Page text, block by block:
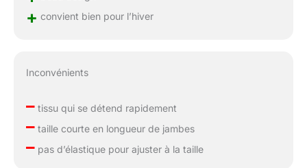
+ convient bien pour l’hiver
Inconvénients
–tissu qui se détend rapidement
–taille courte en longueur de jambes
–pas d’élastique pour ajuster à la taille